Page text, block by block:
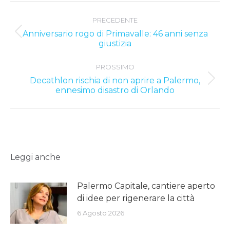
navigation
PRECEDENTE
Previous
post:
Anniversario rogo di Primavalle: 46 anni senza
giustizia
PROSSIMO
Next
post:
Decathlon rischia di non aprire a Palermo,
ennesimo disastro di Orlando
Leggi anche
Palermo Capitale, cantiere aperto
di idee per rigenerare la città
6 Agosto 2026